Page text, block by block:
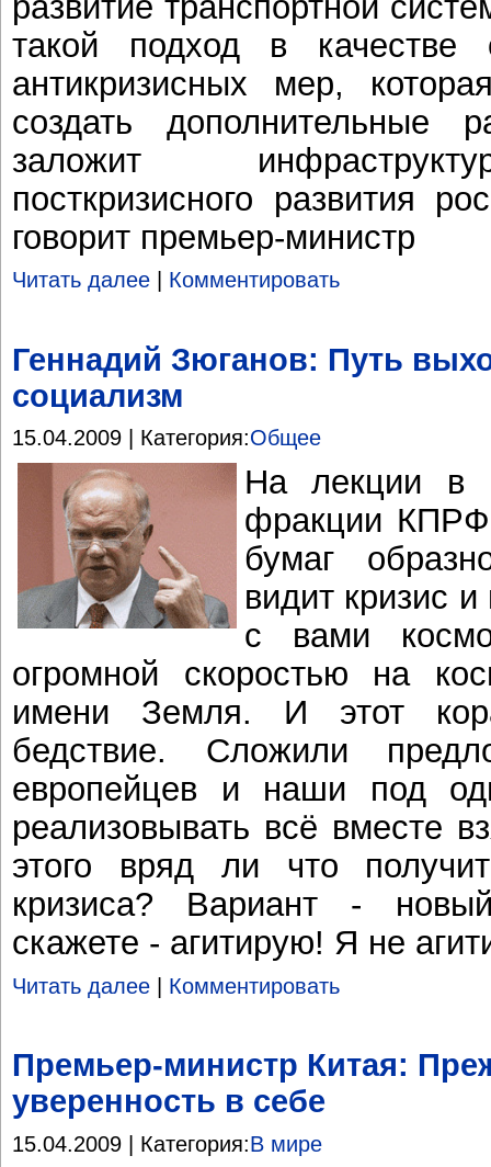
такой подход в
антикризисных мер,
создать
заложит
посткризисного развития
говорит премьер-министр
Читать далее Комментировать
Геннадий Зюганов: Путь
социализм
15.04.2009 | Категория:Общее
На лекции в
фракции КПРФ
бумаг
видит кризис
с вами
огромной скоростью на
имени Земля. И этот
бедствие. Сложили
европейцев и наши под
реализовывать всё вместе
этого вряд ли что
кризиса? Вариант -
скажете - агитирую! Я не
Читать далее Комментировать
Премьер-министр Китая:
уверенность в себе
15.04.2009 | Категория:В мире